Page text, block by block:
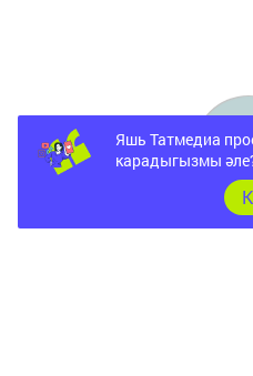
Яшь Татмедиа
карадыгызмы